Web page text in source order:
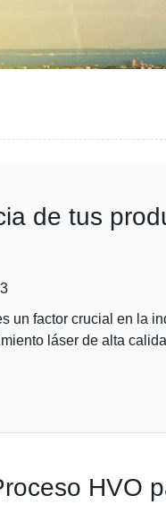
de tus
un factor crucial en la
láser de alta
HVO